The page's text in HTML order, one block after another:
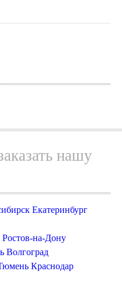
нашу
Екатеринбург
Ростов-на-Дону
Волгоград
Краснодар